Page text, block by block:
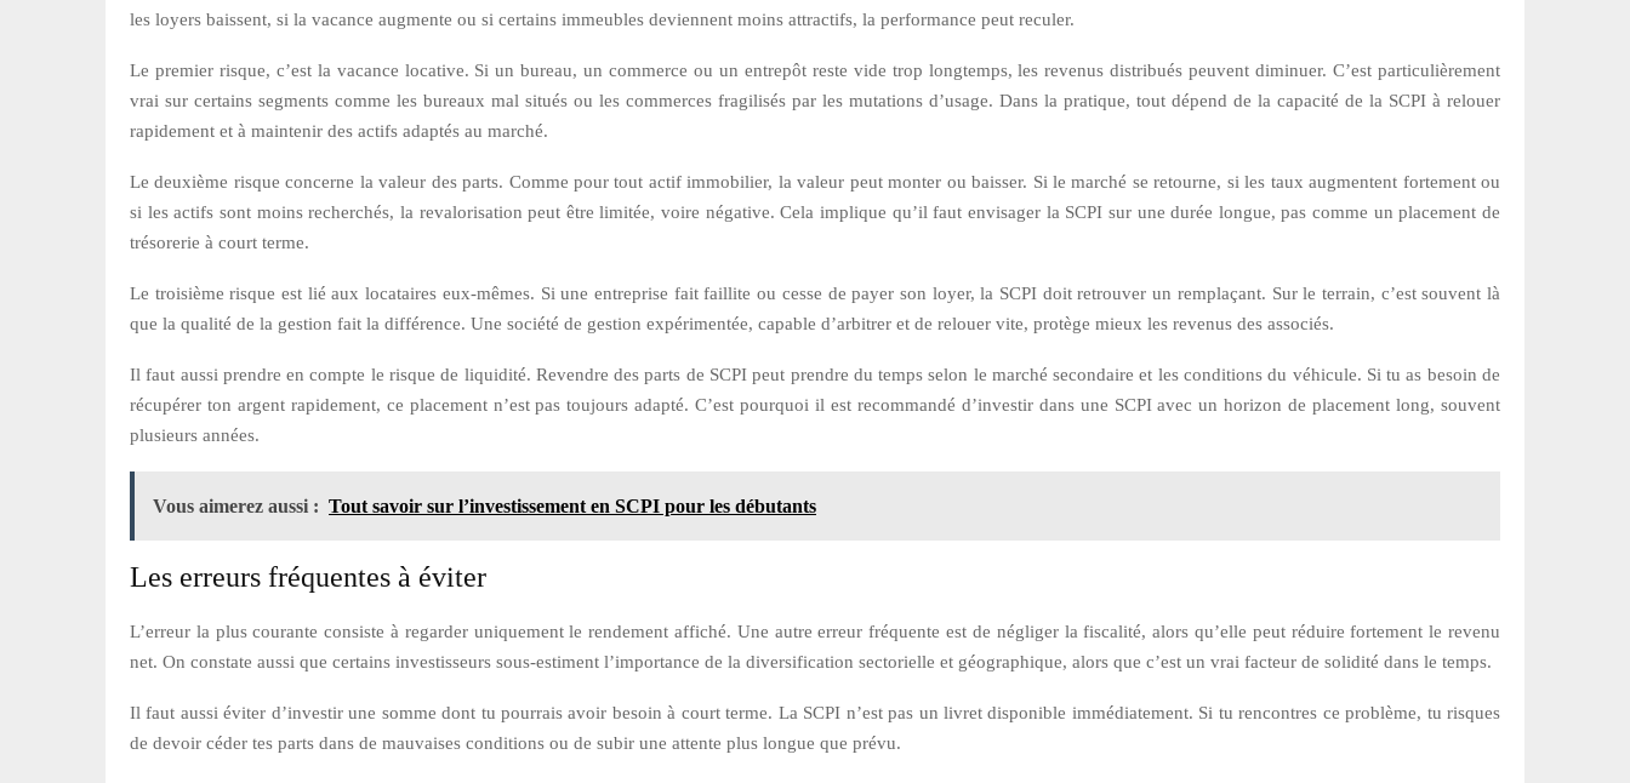
les loyers baissent, si la vacance augmente ou si certains immeubles deviennent moins attractifs, la performance peut reculer.
Le premier risque, c’est la vacance locative. Si un bureau, un commerce ou un entrepôt reste vide trop longtemps, les revenus distribués peuvent diminuer. C’est particulièrement
vrai sur certains segments comme les bureaux mal situés ou les commerces fragilisés par les mutations d’usage. Dans la pratique, tout dépend de la capacité de la SCPI à relouer
rapidement et à maintenir des actifs adaptés au marché.
Le deuxième risque concerne la valeur des parts. Comme pour tout actif immobilier, la valeur peut monter ou baisser. Si le marché se retourne, si les taux augmentent fortement ou
si les actifs sont moins recherchés, la revalorisation peut être limitée, voire négative. Cela implique qu’il faut envisager la SCPI sur une durée longue, pas comme un placement de
trésorerie à court terme.
Le troisième risque est lié aux locataires eux-mêmes. Si une entreprise fait faillite ou cesse de payer son loyer, la SCPI doit retrouver un remplaçant. Sur le terrain, c’est souvent là
que la qualité de la gestion fait la différence. Une société de gestion expérimentée, capable d’arbitrer et de relouer vite, protège mieux les revenus des associés.
Il faut aussi prendre en compte le risque de liquidité. Revendre des parts de SCPI peut prendre du temps selon le marché secondaire et les conditions du véhicule. Si tu as besoin de
récupérer ton argent rapidement, ce placement n’est pas toujours adapté. C’est pourquoi il est recommandé d’investir dans une SCPI avec un horizon de placement long, souvent
plusieurs années.
Vous aimerez aussi : Tout savoir sur l’investissement en SCPI pour les débutants
Les erreurs fréquentes à éviter
L’erreur la plus courante consiste à regarder uniquement le rendement affiché. Une autre erreur fréquente est de négliger la fiscalité, alors qu’elle peut réduire fortement le revenu
net. On constate aussi que certains investisseurs sous-estiment l’importance de la diversification sectorielle et géographique, alors que c’est un vrai facteur de solidité dans le temps.
Il faut aussi éviter d’investir une somme dont tu pourrais avoir besoin à court terme. La SCPI n’est pas un livret disponible immédiatement. Si tu rencontres ce problème, tu risques
de devoir céder tes parts dans de mauvaises conditions ou de subir une attente plus longue que prévu.